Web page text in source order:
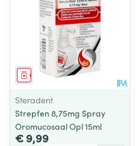
Geneesmiddel
Steradent
Strepfen 8,75mg Spray
Oromucosaal Opl 15ml
€ 9,99